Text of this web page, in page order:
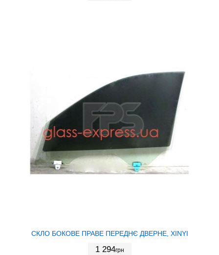
СКЛО БОКОВЕ ПРАВЕ ПЕРЕДНЄ ДВЕРНЕ, XINYI
1 294грн